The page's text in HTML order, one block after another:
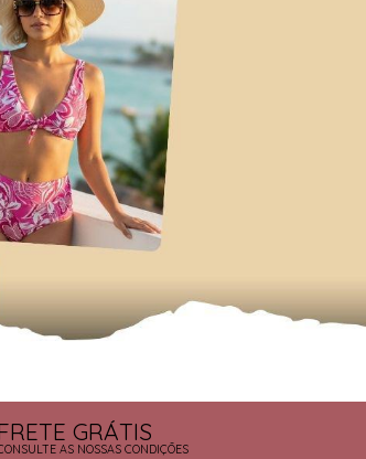
GRÁTIS
AS NOSSAS CONDIÇÕES